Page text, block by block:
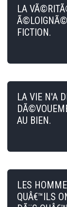
LA
FICTION.
LA VIE N'A
AU BIEN.
LES
QUÂ€™ILS